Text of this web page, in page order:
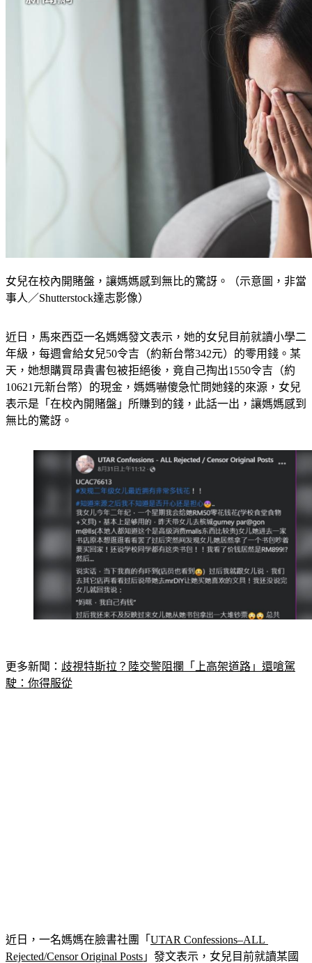
女兒在校內開賭盤，讓媽媽感到無比的驚訝。（示意圖，非當
事人／Shutterstock達志影像）
近日，馬來西亞一名媽媽發文表示，她的女兒目前就讀小學二
年級，每週會給女兒50令吉（約新台幣342元）的零用錢。某
天，她想購買昂貴書包被拒絕後，竟自己掏出1550令吉（約
10621元新台幣）的現金，媽媽嚇傻急忙問她錢的來源，女兒
表示是「在校內開賭盤」所賺到的錢，此話一出，讓媽媽感到
無比的驚訝。
更多新聞： 歧視特斯拉？陸交警阻攔「上高架道路」還嗆駕
駛：你得服從
近日，一名媽媽在臉書社團「 UTAR Confessions–ALL
Rejected/Censor Original Posts 」發文表示，女兒目前就讀某國